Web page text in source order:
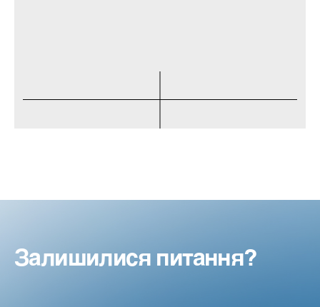
Залишилися питання?